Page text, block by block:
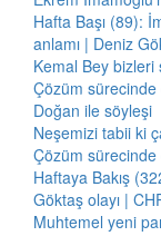
Hafta Başı (89):
anlamı | Deniz
Kemal Bey bizleri
Çözüm
Doğan ile söyleşi
Neşemizi tabii ki
Çözüm sürecinde
Haftaya Bakış
Göktaş olayı |
Muhtemel yeni